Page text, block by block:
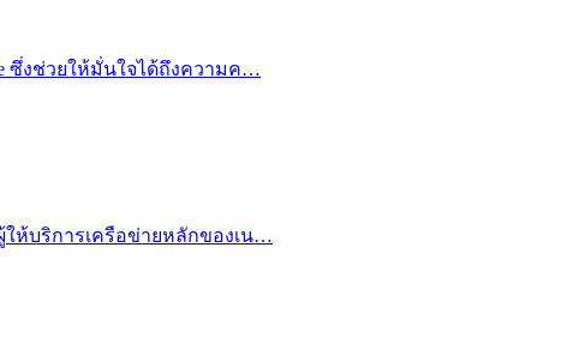
ซึ่งช่วยให้มั่นใจได้ถึงความค…
ให้บริการเครือข่ายหลักของเน…